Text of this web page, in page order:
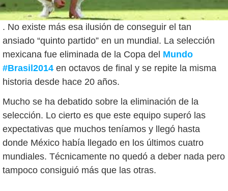
. No existe más esa ilusión de conseguir el tan
ansiado “quinto partido” en un mundial. La selección
mexicana fue eliminada de la Copa del Mundo
#Brasil2014 en octavos de final y se repite la misma
historia desde hace 20 años.
Mucho se ha debatido sobre la eliminación de la
selección. Lo cierto es que este equipo superó las
expectativas que muchos teníamos y llegó hasta
donde México había llegado en los últimos cuatro
mundiales. Técnicamente no quedó a deber nada pero
tampoco consiguió más que las otras.